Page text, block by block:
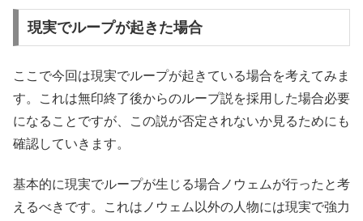
現実でループが起きた場合
ここで今回は現実でループが起きている場合を考えてみま
す。これは無印終了後からのループ説を採用した場合必要
になることですが、この説が否定されないか見るためにも
確認していきます。
基本的に現実でループが生じる場合ノウェムが行ったと考
えるべきです。これはノウェム以外の人物には現実で強力